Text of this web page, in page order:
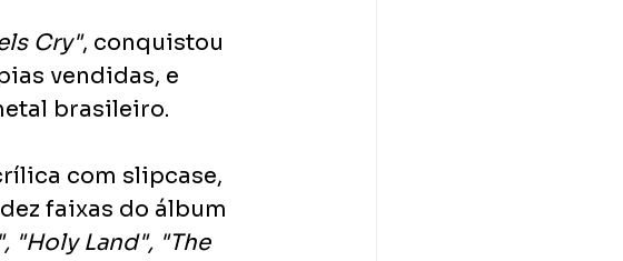
Cry", conquistou
vendidas, e
brasileiro.
com slipcase,
faixas do álbum
"Holy Land", "The